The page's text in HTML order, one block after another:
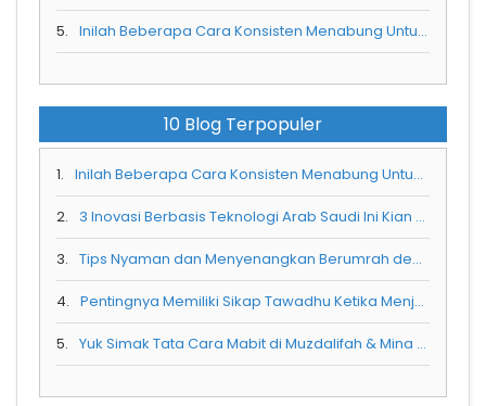
5. Inilah Beberapa Cara Konsisten Menabung Untuk Umrah Selama Pandemi Corona
10 Blog Terpopuler
1. Inilah Beberapa Cara Konsisten Menabung Untuk Umrah Selama Pandemi Corona
2. 3 Inovasi Berbasis Teknologi Arab Saudi Ini Kian Menarik Wisatawan Luar Negeri
3. Tips Nyaman dan Menyenangkan Berumrah dengan Balita
4. Pentingnya Memiliki Sikap Tawadhu Ketika Menjalani Ibadah Umra
5. Yuk Simak Tata Cara Mabit di Muzdalifah & Mina Saat Berhaji